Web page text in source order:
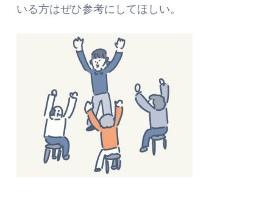
いる方はぜひ参考にしてほしい。